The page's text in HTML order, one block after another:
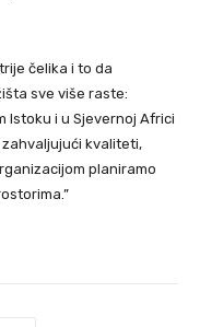
čelika i to da
sve više raste:
Istoku i u Sjevernoj Africi
kvaliteti,
planiramo